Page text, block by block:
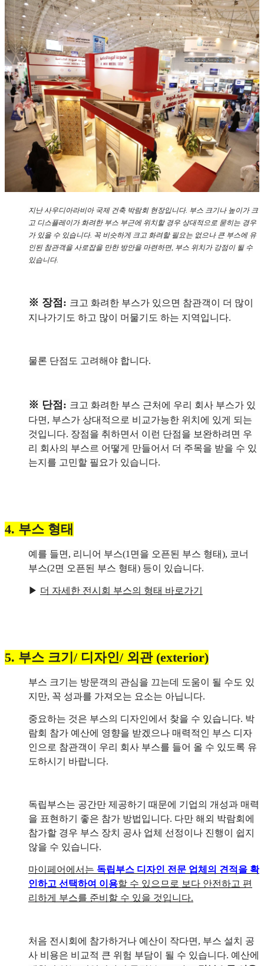
지난 사우디아라비아 국제 건축 박람회 현장입니다. 부스 크기나 높이가 크
고 디스플레이가 화려한 부스 부근에 위치할 경우 상대적으로 묻히는 경우
가 있을 수 있습니다. 꼭 비슷하게 크고 화려할 필요는 없으나 큰 부스에 유
인된 참관객을 사로잡을 만한 방안을 마련하면, 부스 위치가 강점이 될 수
있습니다.
※ 장점: 크고 화려한 부스가 있으면 참관객이 더 많이
지나가기도 하고 많이 머물기도 하는 지역입니다.
물론 단점도 고려해야 합니다.
※ 단점: 크고 화려한 부스 근처에 우리 회사 부스가 있
다면, 부스가 상대적으로 비교가능한 위치에 있게 되는
것입니다. 장점을 취하면서 이런 단점을 보완하려면 우
리 회사의 부스르 어떻게 만들어서 더 주목을 받을 수 있
는지를 고민할 필요가 있습니다.
4. 부스 형태
예를 들면, 리니어 부스(1면을 오픈된 부스 형태), 코너
부스(2면 오픈된 부스 형태) 등이 있습니다.
▶ 더 자세한 전시회 부스의 형태 바로가기
5. 부스 크기/ 디자인/ 외관 (exterior)
부스 크기는 방문객의 관심을 끄는데 도움이 될 수도 있
지만, 꼭 성과를 가져오는 요소는 아닙니다.
중요하는 것은 부스의 디자인에서 찾을 수 있습니다. 박
람회 참가 예산에 영향을 받겠으나 매력적인 부스 디자
인으로 참관객이 우리 회사 부스를 들어 올 수 있도록 유
도하시기 바랍니다.
독립부스는 공간만 제공하기 때문에 기업의 개성과 매력
을 표현하기 좋은 참가 방법입니다. 다만 해외 박람회에
참가할 경우 부스 장치 공사 업체 선정이나 진행이 쉽지
않을 수 있습니다.
마이페어에서는 독립부스 디자인 전문 업체의 견적을 확
인하고 선택하여 이용할 수 있으므로 보다 안전하고 편
리하게 부스를 준비할 수 있을 것입니다.
처음 전시회에 참가하거나 예산이 작다면, 부스 설치 공
사 비용은 비교적 큰 위험 부담이 될 수 있습니다. 예산에